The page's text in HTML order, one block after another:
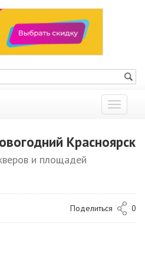
Показать
меню
Красноярск
и площадей
Поделиться 0